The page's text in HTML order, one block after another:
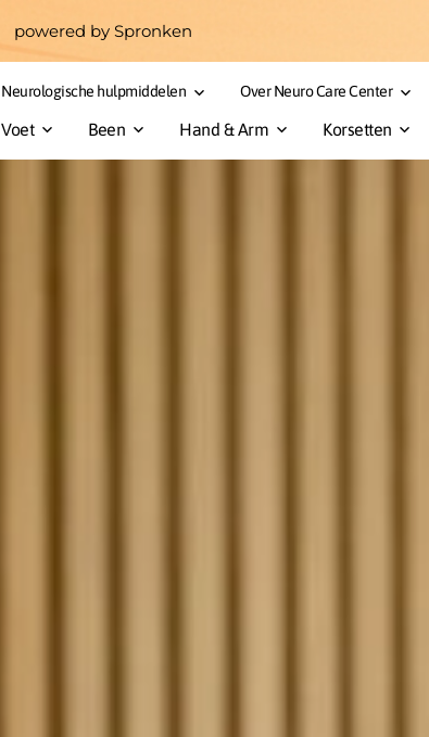
powered by Spronken
Neurologische hulpmiddelen Over Neuro Care Center
Voet Been Hand & Arm Korsetten